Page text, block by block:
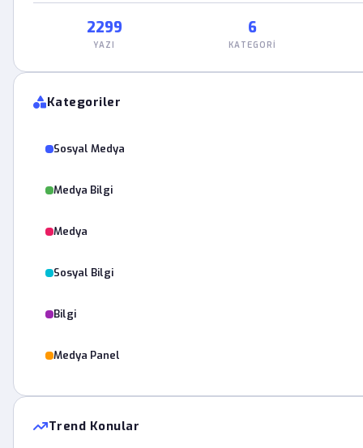
2299
YAZI
6
KATEGORI
Kategoriler
Sosyal Medya
Medya Bilgi
Medya
Sosyal Bilgi
Bilgi
Medya Panel
Trend Konular